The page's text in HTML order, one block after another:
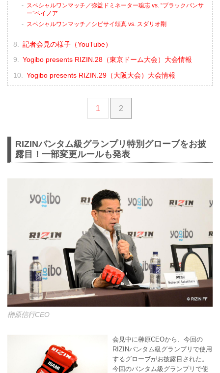
スペシャルワンマッチ／弥益ドミネーター聡志 vs. “ブラックパンサ
ー”ベイノア
スペシャルワンマッチ／シビサイ頌真 vs. スダリオ剛
記者会見の様子（YouTube）
Yogibo presents RIZIN.28（東京ドーム大会）大会情報
Yogibo presents RIZIN.29（大阪大会）大会情報
1 2
RIZINバンタム級グランプリ特別グローブをお披
露目！一部変更ルールも発表
榊原信行CEO
会見中に榊原CEOから、今回の
RIZINバンタム級グランプリで使用
するグローブがお披露目された。
今回のバンタム級グランプリで使